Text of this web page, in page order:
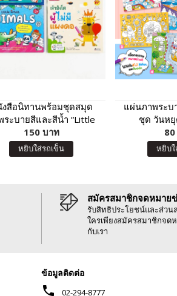
สือนิทานพร้อมชุดสมุด
ระบายสีและสีน้ำ “Little
Artist : Animals” ปกฟ้า
150 บาท
หยิบใส่รถเข็น
แผ่นภาพระ
ชุด วันห
หยิบใ
สมัครสมาชิกจดหมาย
รับสิทธิประโยชน์และส่วน
ใครเพียงสมัครสมาชิกจด
กับเรา
ข้อมูลติดต่อ
phone 02-294-8777